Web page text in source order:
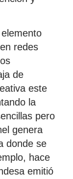
redes
de
este
la
pero
genera
donde se
hace
emitió